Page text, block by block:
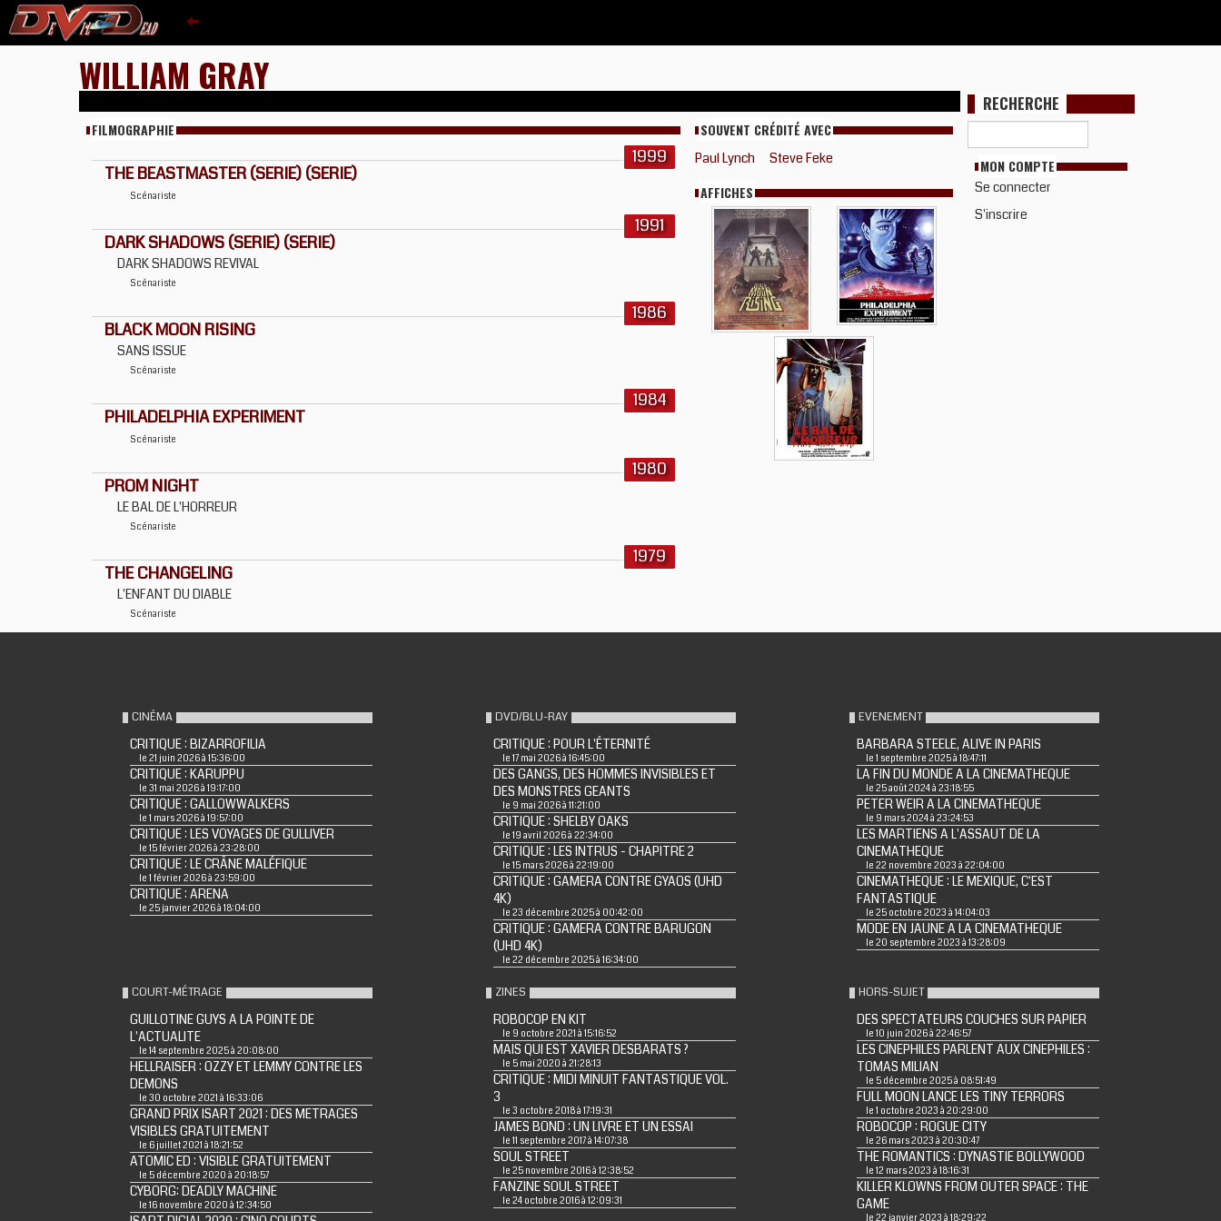
WILLIAM GRAY
FILMOGRAPHIE
1999
THE BEASTMASTER (SERIE) (SERIE)
Scénariste
1991
DARK SHADOWS (SERIE) (SERIE)
DARK SHADOWS REVIVAL
Scénariste
1986
BLACK MOON RISING
SANS ISSUE
Scénariste
1984
PHILADELPHIA EXPERIMENT
Scénariste
1980
PROM NIGHT
LE BAL DE L'HORREUR
Scénariste
1979
THE CHANGELING
L'ENFANT DU DIABLE
Scénariste
SOUVENT CRÉDITÉ AVEC
Paul Lynch Steve Feke
AFFICHES
RECHERCHE
MON COMPTE
Se connecter
S'inscrire
CINÉMA
CRITIQUE : BIZARROFILIA
le 21 juin 2026 à 15:36:00
CRITIQUE : KARUPPU
le 31 mai 2026 à 19:17:00
CRITIQUE : GALLOWWALKERS
le 1 mars 2026 à 19:57:00
CRITIQUE : LES VOYAGES DE GULLIVER
le 15 février 2026 à 23:28:00
CRITIQUE : LE CRÂNE MALÉFIQUE
le 1 février 2026 à 23:59:00
CRITIQUE : ARENA
le 25 janvier 2026 à 18:04:00
DVD/BLU-RAY
CRITIQUE : POUR L'ÉTERNITÉ
le 17 mai 2026 à 16:45:00
DES GANGS, DES HOMMES INVISIBLES ET
DES MONSTRES GEANTS
le 9 mai 2026 à 11:21:00
CRITIQUE : SHELBY OAKS
le 19 avril 2026 à 22:34:00
CRITIQUE : LES INTRUS - CHAPITRE 2
le 15 mars 2026 à 22:19:00
CRITIQUE : GAMERA CONTRE GYAOS (UHD
4K)
le 23 décembre 2025 à 00:42:00
CRITIQUE : GAMERA CONTRE BARUGON
(UHD 4K)
le 22 décembre 2025 à 16:34:00
EVENEMENT
BARBARA STEELE, ALIVE IN PARIS
le 1 septembre 2025 à 18:47:11
LA FIN DU MONDE A LA CINEMATHEQUE
le 25 août 2024 à 23:18:55
PETER WEIR A LA CINEMATHEQUE
le 9 mars 2024 à 23:24:53
LES MARTIENS A L'ASSAUT DE LA
CINEMATHEQUE
le 22 novembre 2023 à 22:04:00
CINEMATHEQUE : LE MEXIQUE, C'EST
FANTASTIQUE
le 25 octobre 2023 à 14:04:03
MODE EN JAUNE A LA CINEMATHEQUE
le 20 septembre 2023 à 13:28:09
COURT-MÉTRAGE
GUILLOTINE GUYS A LA POINTE DE
L'ACTUALITE
le 14 septembre 2025 à 20:08:00
HELLRAISER : OZZY ET LEMMY CONTRE LES
DEMONS
le 30 octobre 2021 à 16:33:06
GRAND PRIX ISART 2021 : DES METRAGES
VISIBLES GRATUITEMENT
le 6 juillet 2021 à 18:21:52
ATOMIC ED : VISIBLE GRATUITEMENT
le 5 décembre 2020 à 20:18:57
CYBORG: DEADLY MACHINE
le 16 novembre 2020 à 12:34:50
ZINES
ROBOCOP EN KIT
le 9 octobre 2021 à 15:16:52
MAIS QUI EST XAVIER DESBARATS ?
le 5 mai 2020 à 21:28:13
CRITIQUE : MIDI MINUIT FANTASTIQUE VOL.
3
le 3 octobre 2018 à 17:19:31
JAMES BOND : UN LIVRE ET UN ESSAI
le 11 septembre 2017 à 14:07:38
SOUL STREET
le 25 novembre 2016 à 12:38:52
FANZINE SOUL STREET
le 24 octobre 2016 à 12:09:31
HORS-SUJET
DES SPECTATEURS COUCHES SUR PAPIER
le 10 juin 2026 à 22:46:57
LES CINEPHILES PARLENT AUX CINEPHILES :
TOMAS MILIAN
le 5 décembre 2025 à 08:51:49
FULL MOON LANCE LES TINY TERRORS
le 1 octobre 2023 à 20:29:00
ROBOCOP : ROGUE CITY
le 26 mars 2023 à 20:30:47
THE ROMANTICS : DYNASTIE BOLLYWOOD
le 12 mars 2023 à 18:16:31
KILLER KLOWNS FROM OUTER SPACE : THE
GAME
le 22 janvier 2023 à 18:29:22